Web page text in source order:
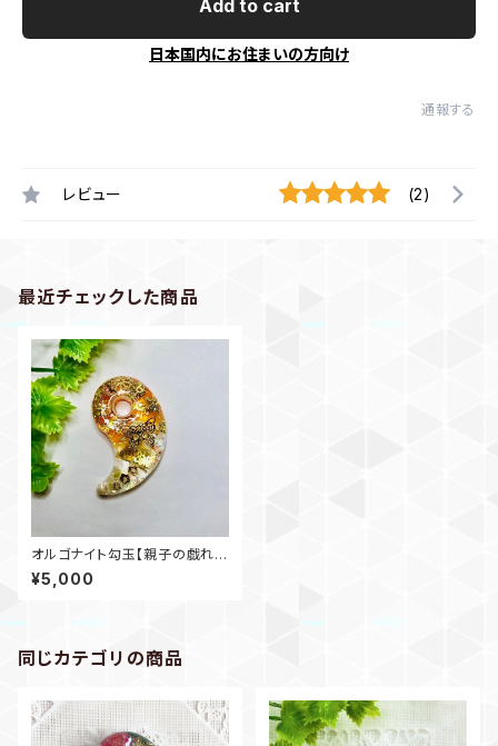
Add to cart
日本国内にお住まいの方向け
通報する
レビュー (2)
最近チェックした商品
オルゴナイト勾玉【親子の戯れ/
蝶】
¥5,000
同じカテゴリの商品